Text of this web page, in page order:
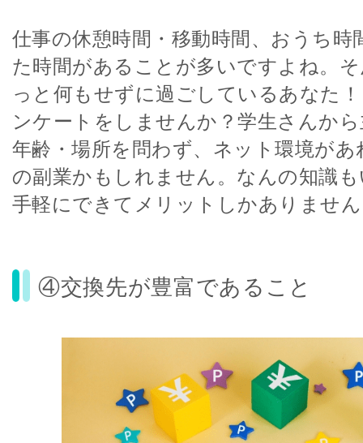
仕事の休憩時間・移動時間、おうち時
た時間があることが多いですよね。
っと何もせずに過ごしているあなた
ンケートをしませんか？学生さんか
年齢・場所を問わず、ネット環境が
の副業かもしれません。なんの知識
手軽にできてメリットしかありませ
④交換先が豊富であること